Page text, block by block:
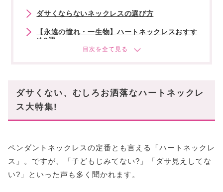
ダサくならないネックレスの選び方
【永遠の憧れ・一生物】ハートネックレスおすす
め3選
Tiffany & Co(ティファニー)
【大人かわいい】ハートネックレスおすすめ2選
【国内入手困難ブランド】ハートネックレスおす
すめ2選
Laura Lombardi(ローラロンバルディ)
ダサくない、むしろお洒落なハートネックレ
ス大特集!
ペンダントネックレスの定番とも言える「ハートネックレ
ス」。ですが、「子どもじみてない?」「ダサ見えしてな
い?」といった声も多く聞かれます。